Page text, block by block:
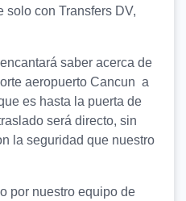
solo con Transfers DV,
saber acerca de
aeropuerto Cancun a
es hasta la puerta de
será directo, sin
la seguridad que nuestro
por nuestro equipo de